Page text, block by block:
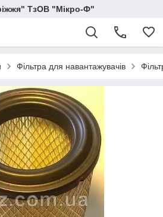
ТзОВ "Мікро-Ф"
Фільтра для навантажувачів